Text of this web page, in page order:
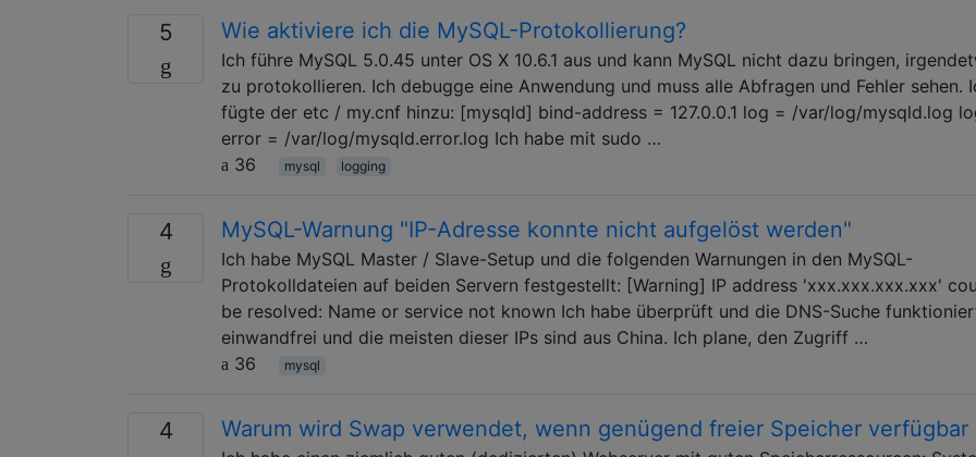
5 Wie aktiviere ich die MySQL-Protokollierung?
Ich führe MySQL 5.0.45 unter OS X 10.6.1 aus und kann MySQL nicht dazu bringen,
zu protokollieren. Ich debugge eine Anwendung und muss alle Abfragen und Fehler sehen.
fügte der etc / my.cnf hinzu: [mysqld] bind-address = 127.0.0.1 log = /var/log/mysqld.log
error = /var/log/mysqld.error.log Ich habe mit sudo …
36
mysql logging
4 MySQL-Warnung "IP-Adresse konnte nicht aufgelöst werden"
Ich habe MySQL Master / Slave-Setup und die folgenden Warnungen in den MySQL-
Protokolldateien auf beiden Servern festgestellt: [Warning] IP address 'xxx.xxx.xxx.xxx'
be resolved: Name or service not known Ich habe überprüft und die DNS-Suche
einwandfrei und die meisten dieser IPs sind aus China. Ich plane, den Zugriff …
36
mysql
4 Warum wird Swap verwendet, wenn genügend freier Speicher verfügbar